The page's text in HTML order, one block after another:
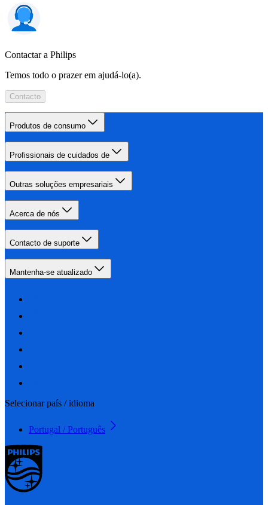
Contactar a Philips
Temos todo o prazer em ajudá-lo(a).
Contacto
Produtos de consumo
Profissionais de cuidados de
Outras soluções empresariais
Acerca de nós
Contacto de suporte
Mantenha-se atualizado
Selecionar país / idioma
Portugal / Português